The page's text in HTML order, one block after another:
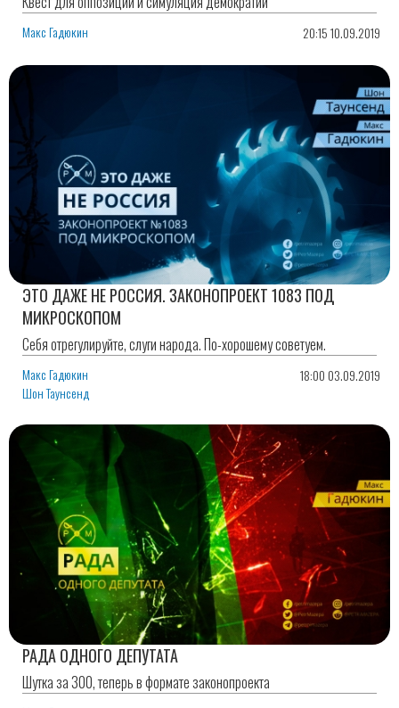
Макс Гадюкин 20:15 10.09.2019
ЭТО ДАЖЕ НЕ РОССИЯ. ЗАКОНОПРОЕКТ 1083 ПОД
МИКРОСКОПОМ
Себя отрегулируйте, слуги народа. По-хорошему советуем.
Макс Гадюкин
Шон Таунсенд
18:00 03.09.2019
РАДА ОДНОГО ДЕПУТАТА
Шутка за 300, теперь в формате законопроекта